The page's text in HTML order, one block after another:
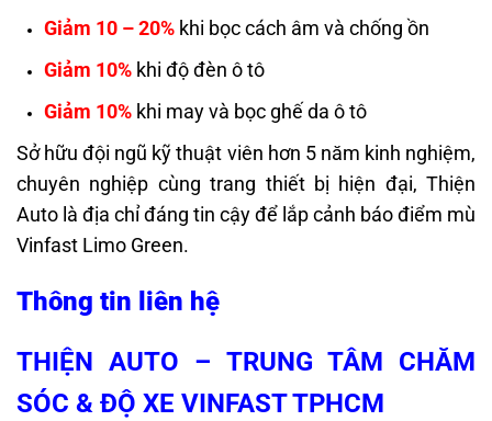
Giảm 10 – 20% khi bọc cách âm và chống ồn
Giảm 10% khi độ đèn ô tô
Giảm 10% khi may và bọc ghế da ô tô
Sở hữu đội ngũ kỹ thuật viên hơn 5 năm kinh nghiệm,
chuyên nghiệp cùng trang thiết bị hiện đại, Thiện
Auto là địa chỉ đáng tin cậy để lắp cảnh báo điểm mù
Vinfast Limo Green.
Thông tin liên hệ
THIỆN AUTO – TRUNG TÂM CHĂM
SÓC & ĐỘ XE VINFAST TPHCM